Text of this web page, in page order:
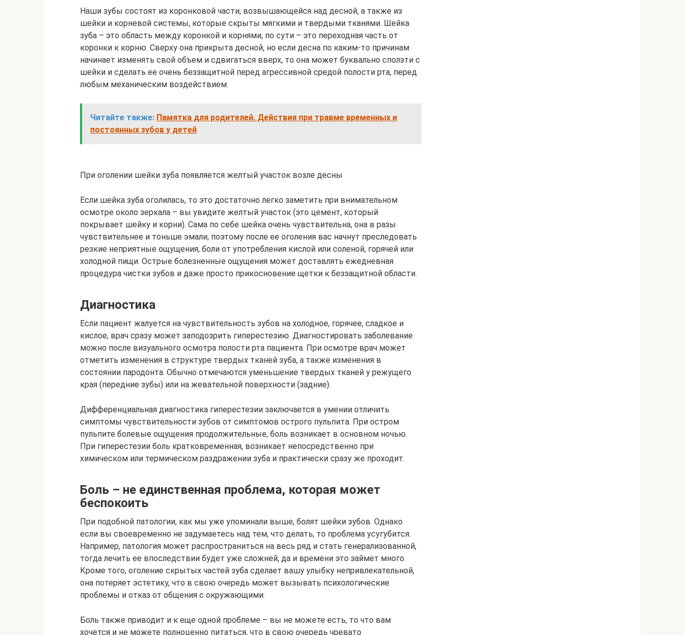
Наши зубы состоят из коронковой части, возвышающейся над десной, а также из
шейки и корневой системы, которые скрыты мягкими и твердыми тканями. Шейка
зуба – это область между коронкой и корнями, по сути – это переходная часть от
коронки к корню. Сверху она прикрыта десной, но если десна по каким-то причинам
начинает изменять свой объем и сдвигаться вверх, то она может буквально сползти с
шейки и сделать ее очень беззащитной перед агрессивной средой полости рта, перед
любым механическим воздействием.
Читайте также: Памятка для родителей. Действия при травме временных и
постоянных зубов у детей
При оголении шейки зуба появляется желтый участок возле десны
Если шейка зуба оголилась, то это достаточно легко заметить при внимательном
осмотре около зеркала – вы увидите желтый участок (это цемент, который
покрывает шейку и корни). Сама по себе шейка очень чувствительна, она в разы
чувствительнее и тоньше эмали, поэтому после ее оголения вас начнут преследовать
резкие неприятные ощущения, боли от употребления кислой или соленой, горячей или
холодной пищи. Острые болезненные ощущения может доставлять ежедневная
процедура чистки зубов и даже просто прикосновение щетки к беззащитной области.
Диагностика
Если пациент жалуется на чувствительность зубов на холодное, горячее, сладкое и
кислое, врач сразу может заподозрить гиперестезию. Диагностировать заболевание
можно после визуального осмотра полости рта пациента. При осмотре врач может
отметить изменения в структуре твердых тканей зуба, а также изменения в
состоянии пародонта. Обычно отмечаются уменьшение твердых тканей у режущего
края (передние зубы) или на жевательной поверхности (задние).
Дифференциальная диагностика гиперестезии заключается в умении отличить
симптомы чувствительности зубов от симптомов острого пульпита. При остром
пульпите болевые ощущения продолжительные, боль возникает в основном ночью.
При гиперестезии боль кратковременная, возникает непосредственно при
химическом или термическом раздражении зуба и практически сразу же проходит.
Боль – не единственная проблема, которая может
беспокоить
При подобной патологии, как мы уже упоминали выше, болят шейки зубов. Однако
если вы своевременно не задумаетесь над тем, что делать, то проблема усугубится.
Например, патология может распространиться на весь ряд и стать генерализованной,
тогда лечить ее впоследствии будет уже сложней, да и времени это займет много.
Кроме того, оголение скрытых частей зуба сделает вашу улыбку непривлекательной,
она потеряет эстетику, что в свою очередь может вызывать психологические
проблемы и отказ от общения с окружающими.
Боль также приводит и к еще одной проблеме – вы не можете есть, то что вам
хочется и не можете полноценно питаться, что в свою очередь чревато